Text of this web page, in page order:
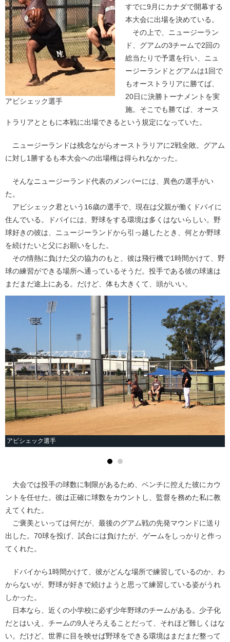
アビシェック選手
すでに9月にカナダで開幕する
本大会に出場を決めている。
その上で、ニュージーラン
ド、グアムの3チームで2回の
総当たりで予選を行い、ニュ
ージーランドとグアムは1回で
もオーストラリアに勝てば、
20日に決勝トーナメントを実
施。そこでも勝てば、オース
トラリアとともに本戦に出場できるという規定になっていた。
ニュージーランドは残念ながらオーストラリアに2戦全敗。グアム
に対し1勝するも本大会への出場権は得られなかった。
そんなニュージーランド代表のメンバーには、異色の選手がい
た。
アビシェック君という16歳の選手で、現在は父親が働くドバイに
住んでいる。ドバイには、野球をする環境は多くはないらしい。野
球好きの彼は、ニュージーランドから引っ越したとき、何とか野球
を続けたいと父にお願いをした。
その情熱に負けた父の協力のもと、彼は飛行機で1時間かけて、野
球の練習ができる場所へ通っているそうだ。投手である彼の球速は
まだまだ途上にある。だけど、体も大きくて、頭がいい。
アビシェック選手
大会では投手の球数に制限があるため、ベンチに控えた彼にカウ
ントを任せた。彼は正確に球数をカウントし、監督を務めた私に教
えてくれた。
ご褒美といっては何だが、最後のグアム戦の先発マウンドに送り
出した。70球を投げ、試合には負けたが、ゲームをしっかりと作っ
てくれた。
ドバイから1時間かけて、彼がどんな場所で練習しているのか、わ
からないが、野球が好きで続けようと思って練習している姿がうれ
しかった。
日本なら、近くの小学校に必ず少年野球のチームがある。少子化
だとはいえ、チームの9人そろえることだって、それほど難しくはな
い。だけど、世界に目を映せば野球をできる環境はまだまだ整って